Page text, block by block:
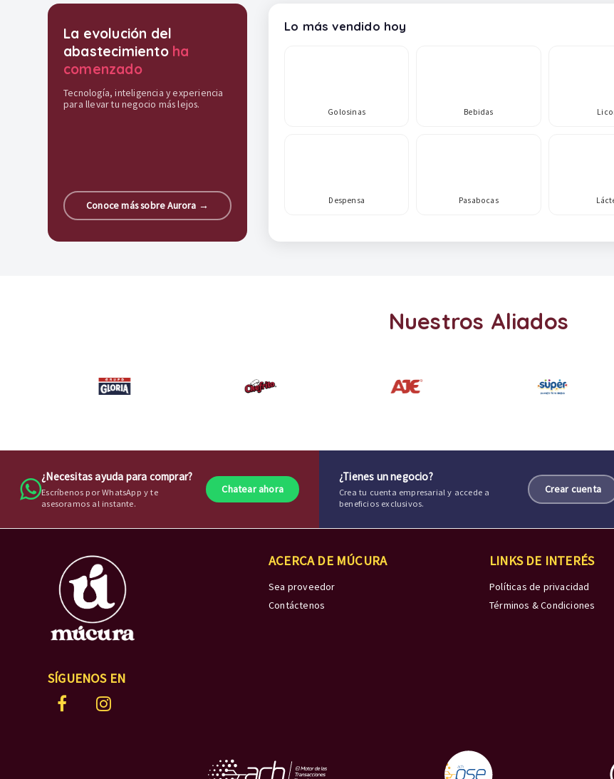
Destacados y soluciones
La evolución del
abastecimiento ha
comenzado
Tecnología, inteligencia y experiencia
para llevar tu negocio más lejos.
Conoce más sobre Aurora →
Lo más vendido hoy
Golosinas Bebidas
Despensa Pasabocas
Nuestros Aliados
¿Necesitas ayuda para comprar?
Escríbenos por WhatsApp y te
asesoramos al instante.
Chatear ahora
¿Tienes un negocio?
Crea tu cuenta empresarial y accede a
beneficios exclusivos.
Crear cuenta
SÍGUENOS EN
ACERCA DE MÚCURA
Sea proveedor
Contáctenos
LINKS DE INTERÉS
Políticas de privacidad
Términos & Condiciones